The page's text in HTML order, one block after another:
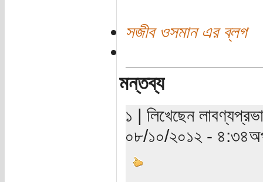
সজীব ওসমান এর ব্লগ
মন্তব্য
১ | লিখেছেন
০৮/১০/২০১২ -